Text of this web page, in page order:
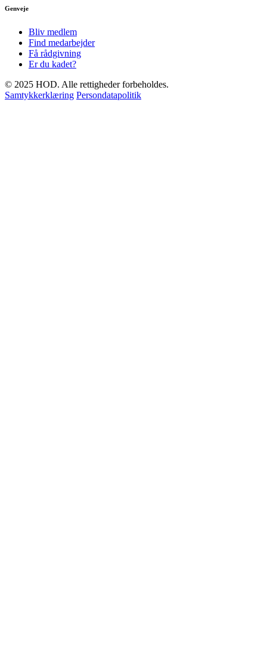
Genveje
Bliv medlem
Find medarbejder
Få rådgivning
Er du kadet?
© 2025 HOD. Alle rettigheder forbeholdes.
Samtykkerklæring Persondatapolitik